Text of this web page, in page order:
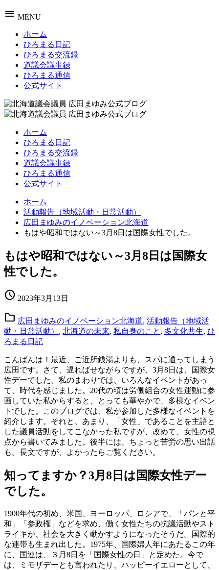
menu MENU
ホーム
ひろまる日記
ひろまる交流録
道議会議事録
ひろまる通信
公式サイト
ホーム
ひろまる日記
ひろまる交流録
道議会議事録
ひろまる通信
公式サイト
ホーム
活動報告（地域活動・日常活動）
広田まゆみのイノベーション北海道
もはや昭和ではない～3月8日は国際女性でした。
もはや昭和ではない～3月8日は国際女
性でした。
schedule 2023年3月13日
folder 広田まゆみのイノベーション北海道, 活動報告（地域活
動・日常活動） , 北海道の未来, 私自身のこと , 多文化共生, ひ
ろまる日記
こんばんは！最近、ご近所銭湯よりも、スパに通ってしまう
広田です。さて、遅ればせながらですが、3月8日は、国際女
性デーでした。私のまわりでは、いろんなイベントがあっ
て、時代を感じました。20代の頃は労働組合の女性運動に参
画していた私からすると、とっても華やかで、多様なイベン
トでした。このブログでは、私が参加した多様なイベントを
紹介します。それと、あまり、「女性」であることを主語と
した議員活動をしてこなかった私ですが、改めて、女性の視
点から書いてみました。後半には、ちょっと苦労の思い出話
も。長文ですが、よかったらご覧ください。
知ってますか？3月8日は国際女性デー
でした。
1900年代の初め、米国、ヨーロッパ、ロシアで、「パンと平
和」「参政権」などを求め、働く女性たちの抗議活動やスト
ライキが、社会を大きく動かすようになったそうだ。国際的
な連帯も生まれ出した。1975年、国際婦人年にあたるこの年
に、国連は、３月8日を「国際女性の日」と定めた。今で
は、ミモザデーとも言われたり、ハッピーイエローとして、